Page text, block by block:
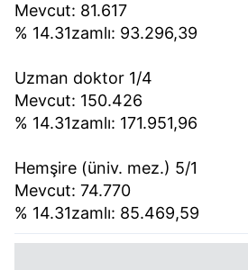
Çerezlere ilişkin tercihlerinizi
vasıtasıyla belirleyebilirsiniz.
Metnimiziziyaret edebilirsiniz.
6698 sayılı Kişisel Verilerin
ilgili mevzuata uygun olarak
almak için lütfentıklayınız
Mevcut: 81.617
% 14.31zamlı: 93.296,39
Uzman doktor 1/4
Mevcut: 150.426
% 14.31zamlı: 171.951,96
Hemşire (üniv. mez.) 5/1
Mevcut: 74.770
% 14.31zamlı: 85.469,59